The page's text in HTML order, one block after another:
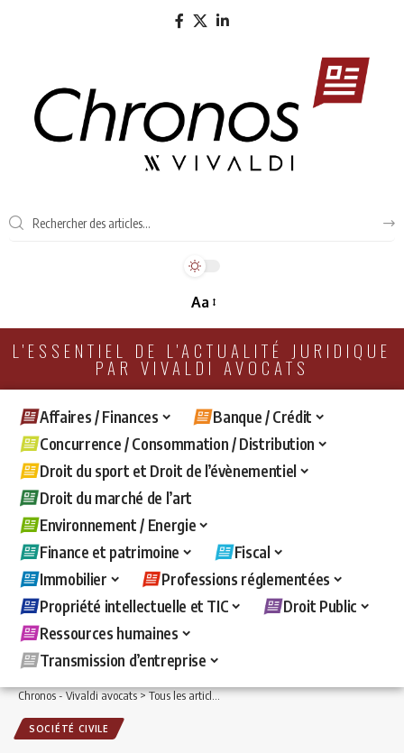
Aa
L'ESSENTIEL DE L'ACTUALITÉ JURIDIQUE
PAR VIVALDI AVOCATS
Affaires / Finances
Banque / Crédit
Concurrence / Consommation / Distribution
Droit du sport et Droit de l’évènementiel
Droit du marché de l’art
Environnement / Energie
Finance et patrimoine
Fiscal
Immobilier
Professions réglementées
Propriété intellectuelle et TIC
Droit Public
Ressources humaines
Transmission d’entreprise
Chronos - Vivaldi avocats>Tous les articles >Affaires / Finances>Droit des
SOCIÉTÉ CIVILE